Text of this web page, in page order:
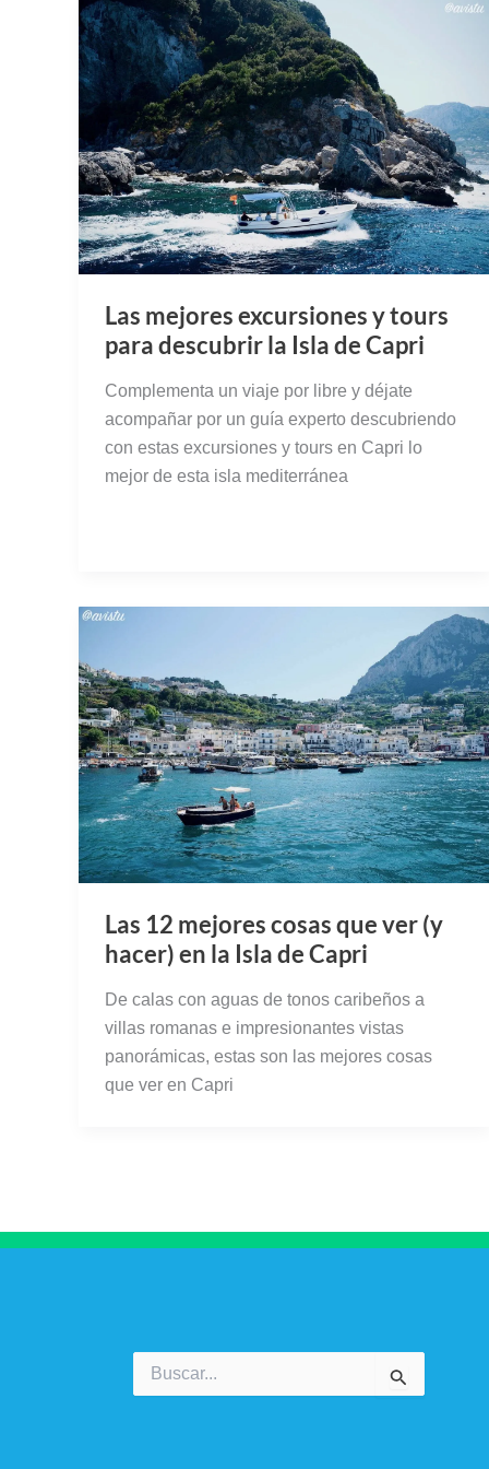
Las mejores excursiones y tours
para descubrir la Isla de Capri
Complementa un viaje por libre y déjate
acompañar por un guía experto descubriendo
con estas excursiones y tours en Capri lo
mejor de esta isla mediterránea
Las 12 mejores cosas que ver (y
hacer) en la Isla de Capri
De calas con aguas de tonos caribeños a
villas romanas e impresionantes vistas
panorámicas, estas son las mejores cosas
que ver en Capri
Buscar
por: